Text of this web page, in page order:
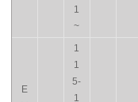
1
~
E
1
1
5-
1